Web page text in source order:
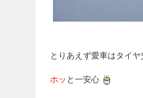
とりあえず愛車はタイ
ホッ と一安心